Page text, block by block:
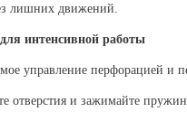
лишних движений.
интенсивной работы
управление перфорацией и
отверстия и зажимайте